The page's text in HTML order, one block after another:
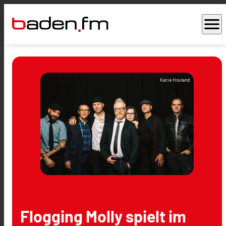
menu
Katie Hovland
Flogging Molly spielt im